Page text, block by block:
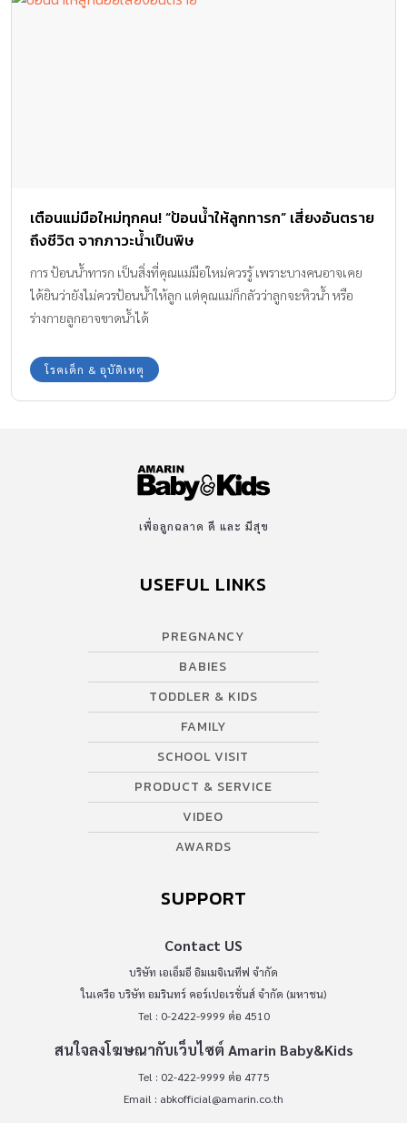
เตือนแม่มือใหม่ทุกคน! “ป้อนน้ำให้ลูกทารก” เสี่ยงอันตราย
ถึงชีวิต จากภาวะน้ำเป็นพิษ
การ ป้อนน้ำทารก เป็นสิ่งที่คุณแม่มือใหม่ควรรู้ เพราะบางคนอาจเคย
ได้ยินว่ายังไม่ควรป้อนน้ำให้ลูก แต่คุณแม่ก็กลัวว่าลูกจะหิวน้ำ หรือ
ร่างกายลูกอาจขาดน้ำได้
โรคเด็ก & อุบัติเหตุ
เพื่อลูกฉลาด ดี และ มีสุข
USEFUL LINKS
PREGNANCY
BABIES
TODDLER & KIDS
FAMILY
SCHOOL VISIT
PRODUCT & SERVICE
VIDEO
AWARDS
SUPPORT
Contact US
บริษัท เอเอ็มอี อิมเมจิเนทีฟ จำกัด
ในเครือ บริษัท อมรินทร์ คอร์เปอเรชั่นส์ จำกัด (มหาชน)
Tel : 0-2422-9999 ต่อ 4510
สนใจลงโฆษณากับเว็บไซต์ Amarin Baby&Kids
Tel : 02-422-9999 ต่อ 4775
Email : abkofficial@amarin.co.th